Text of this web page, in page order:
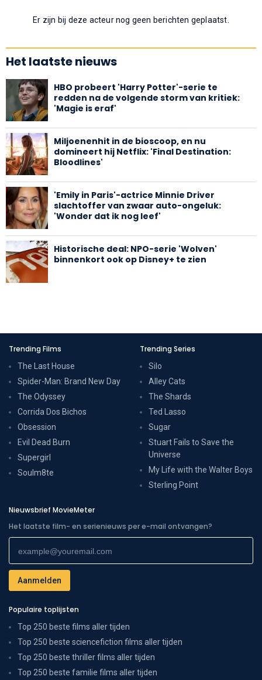
Er zijn bij deze acteur nog geen berichten geplaatst.
Het laatste nieuws
HBO probeert 'Harry Potter'-serie te
redden na de volgende storm van kritiek:
'Magie is eraf'
Miljoenenhit in de bioscoop, en nu
domineert hij Netflix: 'Final Destination:
Bloodlines'
'Emily in Paris'-actrice Minnie Driver
slachtoffer van zwaar auto-ongeluk:
'Wonder dat ik nog leef'
Historische deal: NPO-serie 'Wolven'
binnenkort ook op Disney+ te zien
Trending Films
The Last House
Spider-Man: Brand New Day
The Odyssey
Corrida Dos Bichos
Obsession
Evil Dead Burn
Supergirl
Soulm8te
Trending Series
Silo
Alley Cats
The Shards
Ted Lasso
Sugar
Stuart Fails to Save the
Universe
My Life with the Walter Boys
Sterling Point
Nieuwsbrief MovieMeter
Het laatste film- en serienieuws per e-mail ontvangen?
Populaire toplijsten
Top 250 beste films aller tijden
Top 250 beste sciencefiction films aller tijden
Top 250 beste thriller films aller tijden
Top 250 beste familie films aller tijden